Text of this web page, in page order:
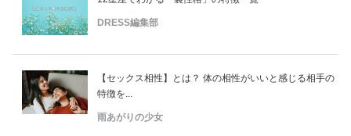
DRESS編集部
【セックス相性】とは？ 体の相性がいいと感じる相手の
特徴を...
雨あがりの少女